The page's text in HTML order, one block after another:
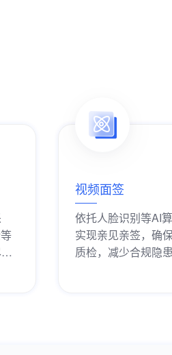
视频面签
依托人脸识别等AI
实现亲见亲签，确
质检，减少合规隐患